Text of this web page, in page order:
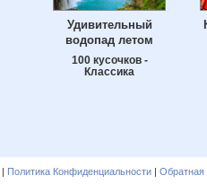
Удивительный
водопад летом
100 кусочков -
Классика
| Политика Конфиденциальности | Обратная